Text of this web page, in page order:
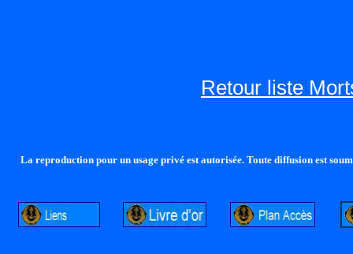
Retour liste
La reproduction pour un usage privé est autorisée. Toute diffusion est